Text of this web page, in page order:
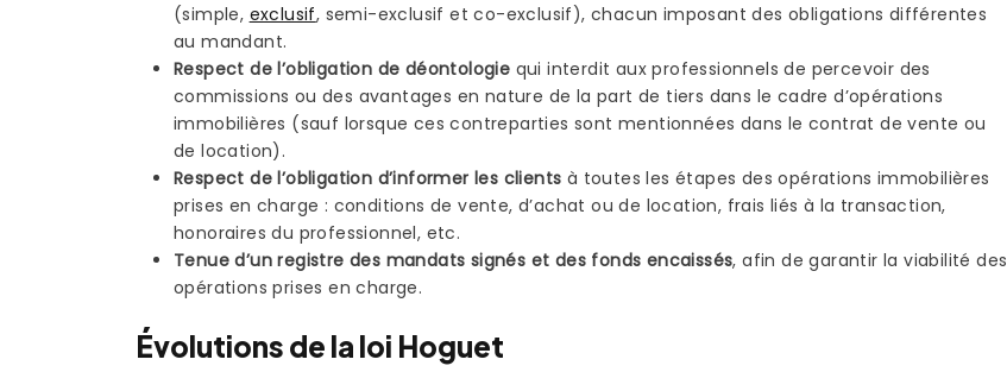
(simple, exclusif, semi-exclusif et co-exclusif), chacun imposant des obligations différentes
au mandant.
Respect de l’obligation de déontologie qui interdit aux professionnels de percevoir des
commissions ou des avantages en nature de la part de tiers dans le cadre d’opérations
immobilières (sauf lorsque ces contreparties sont mentionnées dans le contrat de vente ou
de location).
Respect de l’obligation d’informer les clients à toutes les étapes des opérations immobilières
prises en charge : conditions de vente, d’achat ou de location, frais liés à la transaction,
honoraires du professionnel, etc.
Tenue d’un registre des mandats signés et des fonds encaissés, afin de garantir la viabilité des
opérations prises en charge.
Évolutions de la loi Hoguet